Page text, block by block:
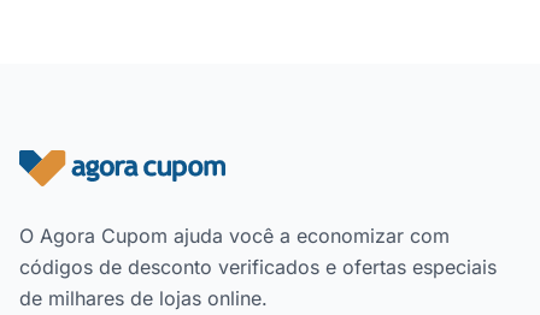
Rodapé do site
O Agora Cupom ajuda você a economizar com
códigos de desconto verificados e ofertas especiais
de milhares de lojas online.